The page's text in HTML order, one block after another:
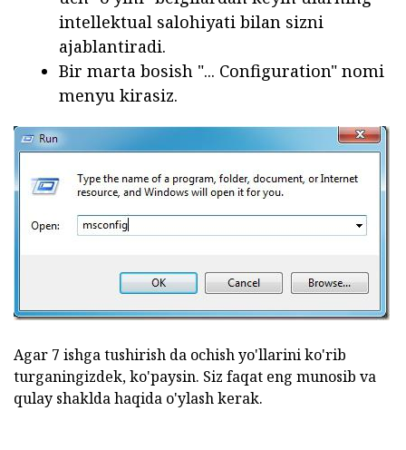
intellektual salohiyati bilan sizni
ajablantiradi.
Bir marta bosish "... Configuration" nomi
menyu kirasiz.
Agar 7 ishga tushirish da ochish yo'llarini ko'rib
turganingizdek, ko'paysin. Siz faqat eng munosib va
qulay shaklda haqida o'ylash kerak.